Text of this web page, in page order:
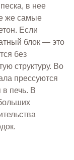
в нее
же самые
Если
блок — это
без
структуру. Во
прессуются
в печь. В